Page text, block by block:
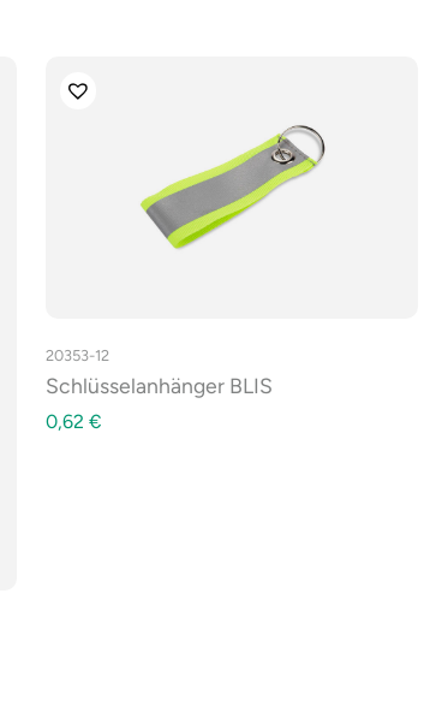
20353-12
Schlüsselanhänger BLIS
0,62 €